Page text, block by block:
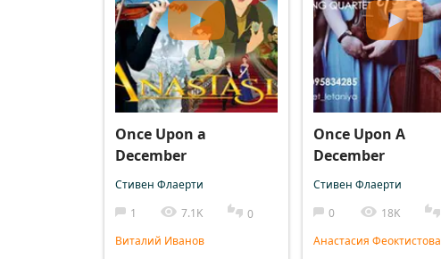
Once Upon a
December
Стивен Флаерти
1
7.1K
0
Виталий Иванов
Once Upon A
December
Стивен Флаерти
0
18K
Анастасия Феоктистова